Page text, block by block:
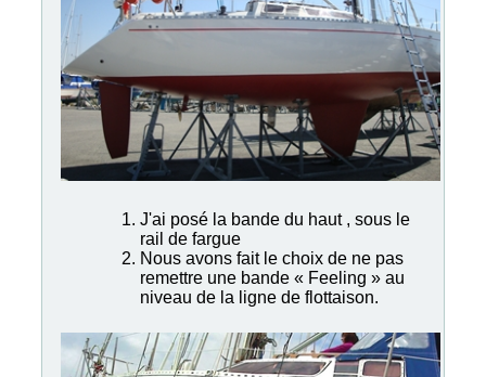
J'ai posé la bande du haut , sous le
rail de fargue
Nous avons fait le choix de ne pas
remettre une bande « Feeling » au
niveau de la ligne de flottaison.